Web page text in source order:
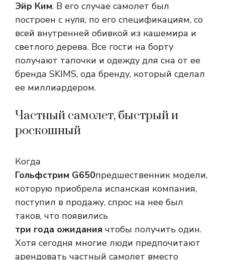
Эйр Ким. В его случае самолет был
построен с нуля, по его спецификациям, со
всей внутренней обивкой из кашемира и
светлого дерева. Все гости на борту
получают тапочки и одежду для сна от ее
бренда SKIMS, ода бренду, который сделал
ее миллиардером.
Частный самолет, быстрый и
роскошный
Когда
Гольфстрим G650предшественник модели,
которую приобрела испанская компания,
поступил в продажу, спрос на нее был
таков, что появились
три года ожидания чтобы получить один.
Хотя сегодня многие люди предпочитают
арендовать частный самолет вместо